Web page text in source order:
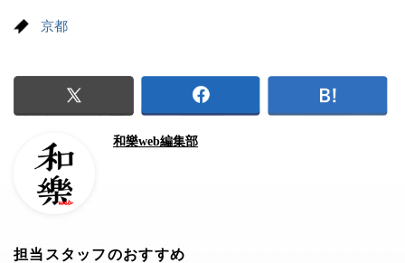
京都
和樂web編集部
担当スタッフのおすすめ